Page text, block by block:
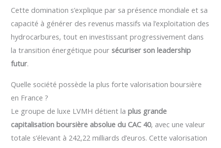
Cette domination s’explique par sa présence mondiale et sa
capacité à générer des revenus massifs via l’exploitation des
hydrocarbures, tout en investissant progressivement dans
la transition énergétique poursécuriser son leadership
futur.
Quelle société possède la plus forte valorisation boursière
en France ?
Le groupe de luxe LVMH détient laplus grande
capitalisation boursière absolue du CAC 40, avec une valeur
totale s’élevant à 242,22 milliards d’euros. Cette valorisation